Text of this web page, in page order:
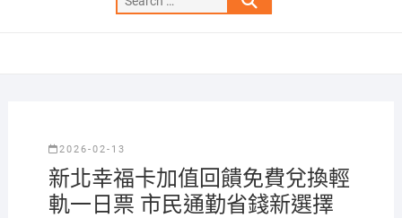
…
2026-02-13
新北幸福卡加值回饋免費兌換輕
軌一日票 市民通勤省錢新選擇